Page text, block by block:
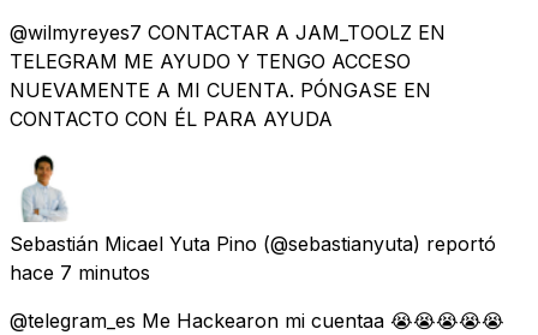
@wilmyreyes7 CONTACTAR A JAM_TOOLZ EN
TELEGRAM ME AYUDO Y TENGO ACCESO
NUEVAMENTE A MI CUENTA. PÓNGASE EN
CONTACTO CON ÉL PARA AYUDA
Sebastián Micael Yuta Pino (@sebastianyuta) reportó
hace 7 minutos
@telegram_es Me Hackearon mi cuentaa 😭😭😭😭😭